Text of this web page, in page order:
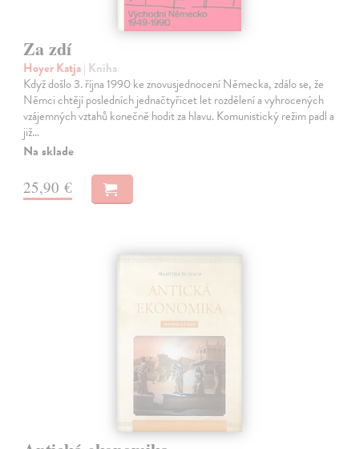
Za zdí
Hoyer Katja| Kniha
Když došlo 3. října 1990 ke znovusjednocení Německa, zdálo se, že
Němci chtějí posledních jednačtyřicet let rozdělení a vyhrocených
vzájemných vztahů konečně hodit za hlavu. Komunistický režim padl a
již…
Na sklade
25,90 €